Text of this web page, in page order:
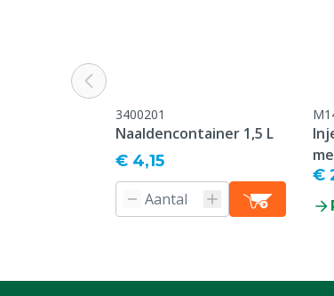
3400201
Naaldencontainer 1,5 L
€ 4,15
€